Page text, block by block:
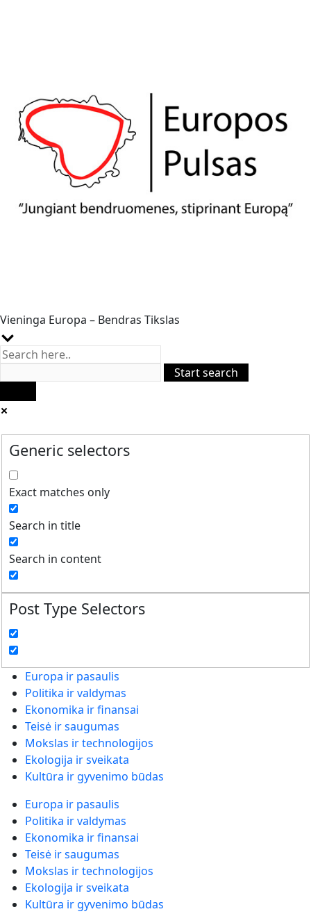
Vieninga Europa – Bendras Tikslas
Generic selectors
Exact matches only
Search in title
Search in content
Post Type Selectors
Europa ir pasaulis
Politika ir valdymas
Ekonomika ir finansai
Teisė ir saugumas
Mokslas ir technologijos
Ekologija ir sveikata
Kultūra ir gyvenimo būdas
Europa ir pasaulis
Politika ir valdymas
Ekonomika ir finansai
Teisė ir saugumas
Mokslas ir technologijos
Ekologija ir sveikata
Kultūra ir gyvenimo būdas